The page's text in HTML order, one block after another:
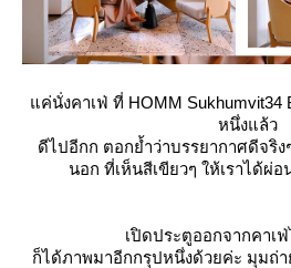
ค่นั่งคาเฟ่ ที่ HOMM Sukhumvit34
หนึ่งแล้ว
ดีไปอีกก ตอกย้ำว่าบรรยากาศดีจริ
นอก ที่เห็นสีเขียวๆ ให้เราได้ผ่
เปิดประตูออกจากคาเ
ก็ได้ภาพมาอีกกรุปหนึ่งด้วยค่ะ มุมถ่า